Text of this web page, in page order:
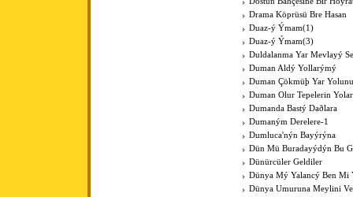
Drama Köprüsü Bre Hasan
Duaz-ý Ýmam(1)
Duaz-ý Ýmam(3)
Duldalanma Yar Mevlayý
Duman Aldý Yollarýmý
Duman Çökmüþ Yar
Duman Olur Tepelerin
Dumanda Bastý Daðlara
Dumaným Derelere-1
Dumluca'nýn Bayýrýna
Dün Mü Buradayýdýn Bu
Dünürcüler Geldiler
Dünya Mý Yalancý Ben Mi
Dünya Umuruna Meylini